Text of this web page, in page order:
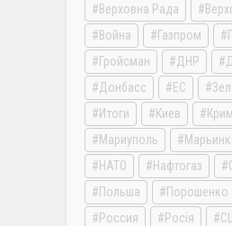
Верховна Рада
Война
Газпром
Гройсман
ДНР
Донбасс
ЕС
Итоги
Киев Крим
Мариуполь
НАТО
Нафтогаз
Польша
Порошенко
Россия
Росія